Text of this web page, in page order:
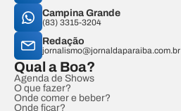
Campina Grande
(83) 3315-3204
Redação
jornalismo@jornaldaparaiba.com.br
Qual a Boa?
Agenda de Shows
O que fazer?
Onde comer e beber?
Onde ficar?